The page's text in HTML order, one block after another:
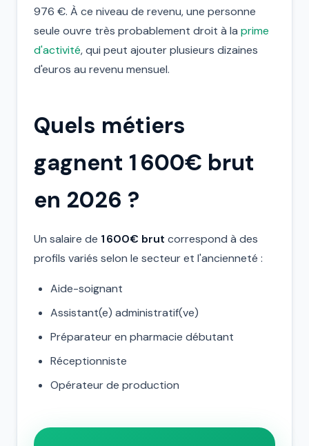
976 €. À ce niveau de revenu, une personne
seule ouvre très probablement droit à la prime
d'activité, qui peut ajouter plusieurs dizaines
d'euros au revenu mensuel.
Quels métiers
gagnent 1 600€ brut
en 2026 ?
Un salaire de 1 600€ brut correspond à des
profils variés selon le secteur et l'ancienneté :
Aide-soignant
Assistant(e) administratif(ve)
Préparateur en pharmacie débutant
Réceptionniste
Opérateur de production